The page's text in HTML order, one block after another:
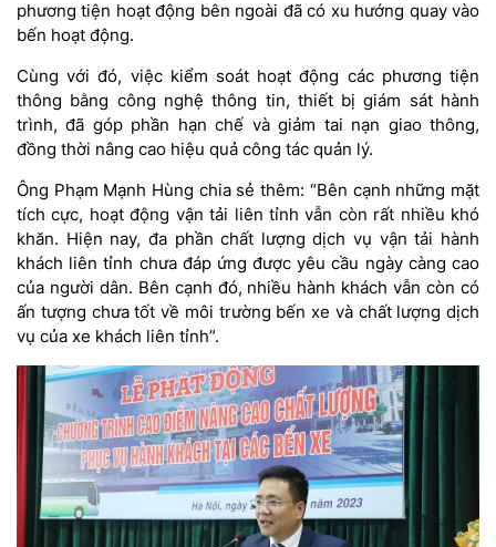
phương tiện hoạt động bên ngoài đã có xu hướng quay vào
bến hoạt động.
Cùng với đó, việc kiểm soát hoạt động các phương tiện
thông bằng công nghệ thông tin, thiết bị giám sát hành
trình, đã góp phần hạn chế và giảm tai nạn giao thông,
đồng thời nâng cao hiệu quả công tác quản lý.
Ông Phạm Mạnh Hùng chia sẻ thêm: “Bên cạnh những mặt
tích cực, hoạt động vận tải liên tỉnh vẫn còn rất nhiều khó
khăn. Hiện nay, đa phần chất lượng dịch vụ vận tải hành
khách liên tỉnh chưa đáp ứng được yêu cầu ngày càng cao
của người dân. Bên cạnh đó, nhiều hành khách vẫn còn có
ấn tượng chưa tốt về môi trường bến xe và chất lượng dịch
vụ của xe khách liên tỉnh”.